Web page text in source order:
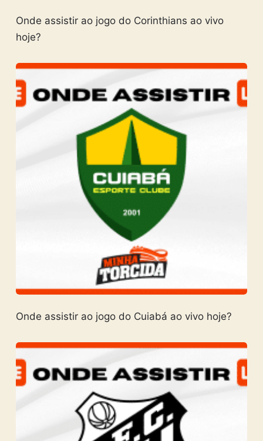
Onde assistir ao jogo do Corinthians ao vivo
hoje?
Onde assistir ao jogo do Cuiabá ao vivo hoje?